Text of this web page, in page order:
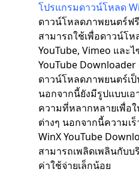
โปรแกรมดาวน์โหลด
ดาวน์โหลดภาพยนตร์ฟ
สามารถใช้เพื่อดาวน์โ
YouTube, Vimeo และ
YouTube
ดาวน์โหลดภาพยนตร์เ
นอกจากนี้ยังมีรูปแบบเ
ความที่หลากหลายเพื่อ
ต่างๆ นอกจากนี้ความเ
WinX YouTube
สามารถเพลิดเพลินกับบ
ค่าใช้จ่ายเล็กน้อย